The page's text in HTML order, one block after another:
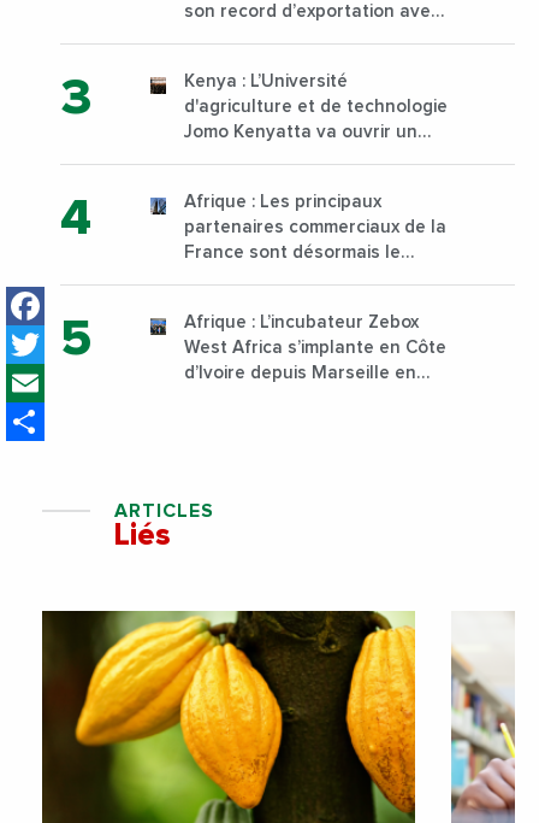
Facebook
Twitter
son record d’exportation avec
Kenya : L’Université
d'agriculture et de technologie
Jomo Kenyatta va ouvrir un
sur son campus de Karen à
Nairobi dès janvier 2023
Afrique : Les principaux
partenaires commerciaux de la
France sont désormais le
Afrique : L’incubateur Zebox
West Africa s’implante en Côte
d’Ivoire depuis Marseille en
ARTICLES
Liés